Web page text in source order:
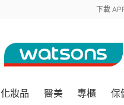
下載
化妝品 醫美 專櫃 保